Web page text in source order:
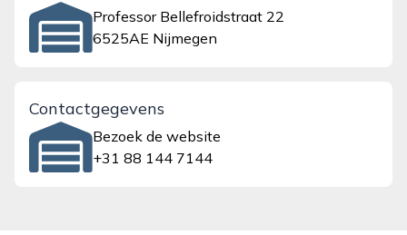
Professor Bellefroidstraat 22
6525AE Nijmegen
Contactgegevens
Bezoek de website
+31 88 144 7144